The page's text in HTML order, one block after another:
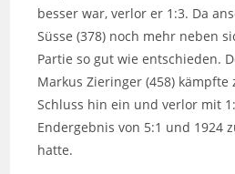
besser war, verlor er 1:3. Da
Süsse (378) noch mehr neben
Partie so gut wie entschieden.
Markus Zieringer (458) kämpfte
Schluss hin ein und verlor mit
Endergebnis von 5:1 und 1924
hatte.